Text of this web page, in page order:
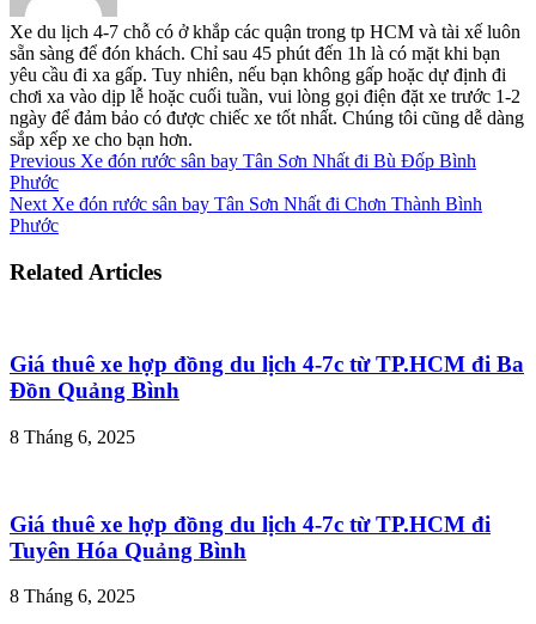
Xe du lịch 4-7 chỗ có ở khắp các quận trong tp HCM và tài xế luôn
sẵn sàng để đón khách. Chỉ sau 45 phút đến 1h là có mặt khi bạn
yêu cầu đi xa gấp. Tuy nhiên, nếu bạn không gấp hoặc dự định đi
chơi xa vào dịp lễ hoặc cuối tuần, vui lòng gọi điện đặt xe trước 1-2
ngày để đảm bảo có được chiếc xe tốt nhất. Chúng tôi cũng dễ dàng
sắp xếp xe cho bạn hơn.
Previous Xe đón rước sân bay Tân Sơn Nhất đi Bù Đốp Bình
Phước
Next Xe đón rước sân bay Tân Sơn Nhất đi Chơn Thành Bình
Phước
Related Articles
Giá thuê xe hợp đồng du lịch 4-7c từ TP.HCM đi Ba
Đồn Quảng Bình
8 Tháng 6, 2025
Giá thuê xe hợp đồng du lịch 4-7c từ TP.HCM đi
Tuyên Hóa Quảng Bình
8 Tháng 6, 2025